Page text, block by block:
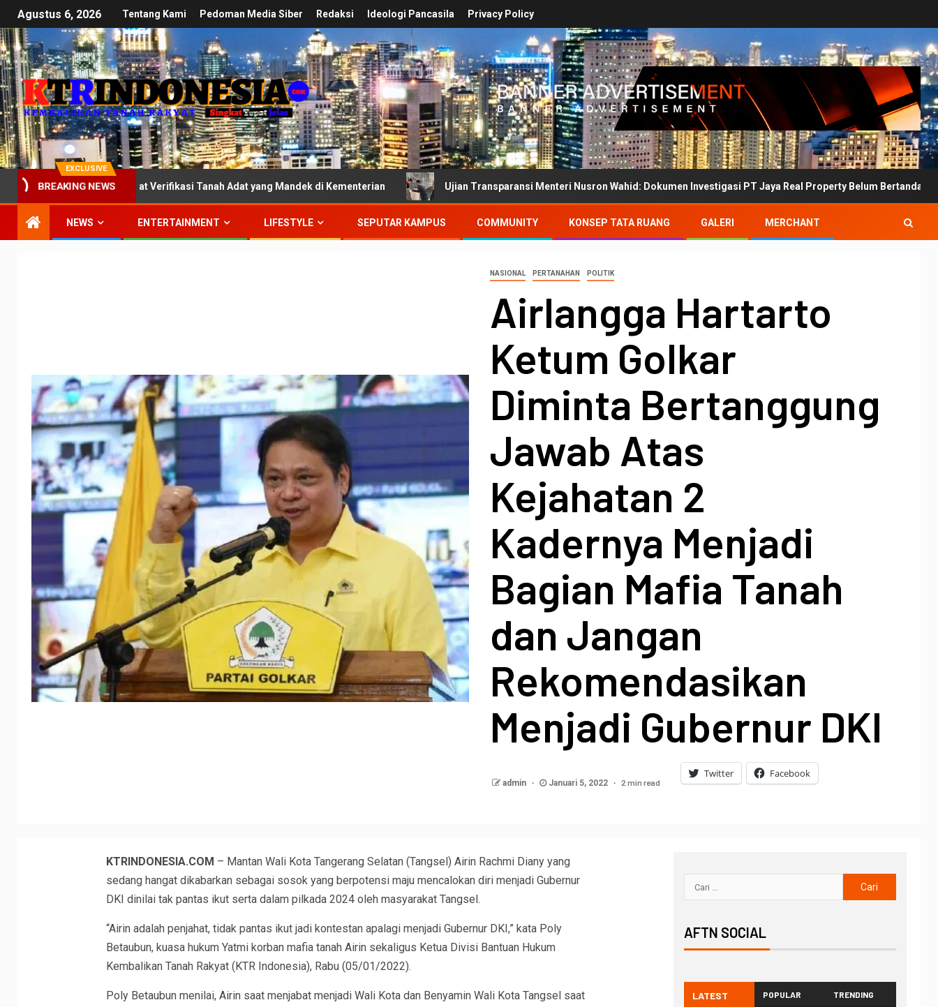
Agustus 6, 2026 Tentang Kami Pedoman Media Siber Redaksi Ideologi Pancasila Privacy Policy
EXCLUSIVE
BREAKING NEWS
Kawal Ketat Verifikasi Tanah Adat yang Mandek di Kementerian Ujian Transparansi Menteri Nusron Wahid: Dokumen Investigasi PT Jaya Real Property Belum Bertanda Tangan
NEWS ENTERTAINMENT LIFESTYLE SEPUTAR KAMPUS COMMUNITY KONSEP TATA RUANG GALERI MERCHANT
NASIONAL PERTANAHAN POLITIK
Airlangga Hartarto
Ketum Golkar
Diminta Bertanggung
Jawab Atas
Kejahatan 2
Kadernya Menjadi
Bagian Mafia Tanah
dan Jangan
Rekomendasikan
Menjadi Gubernur DKI
admin Januari 5, 2022 2 min read
Twitter Facebook
KTRINDONESIA.COM – Mantan Wali Kota Tangerang Selatan (Tangsel) Airin Rachmi Diany yang
sedang hangat dikabarkan sebagai sosok yang berpotensi maju mencalokan diri menjadi Gubernur
DKI dinilai tak pantas ikut serta dalam pilkada 2024 oleh masyarakat Tangsel.
“Airin adalah penjahat, tidak pantas ikut jadi kontestan apalagi menjadi Gubernur DKI,” kata Poly
Betaubun, kuasa hukum Yatmi korban mafia tanah Airin sekaligus Ketua Divisi Bantuan Hukum
Kembalikan Tanah Rakyat (KTR Indonesia), Rabu (05/01/2022).
Poly Betaubun menilai, Airin saat menjabat menjadi Wali Kota dan Benyamin Wali Kota Tangsel saat
AFTN SOCIAL
LATEST POPULAR TRENDING